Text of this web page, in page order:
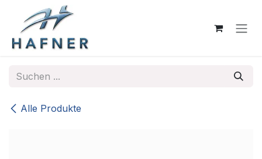
Zum Inhalt springen
Alle Produkte